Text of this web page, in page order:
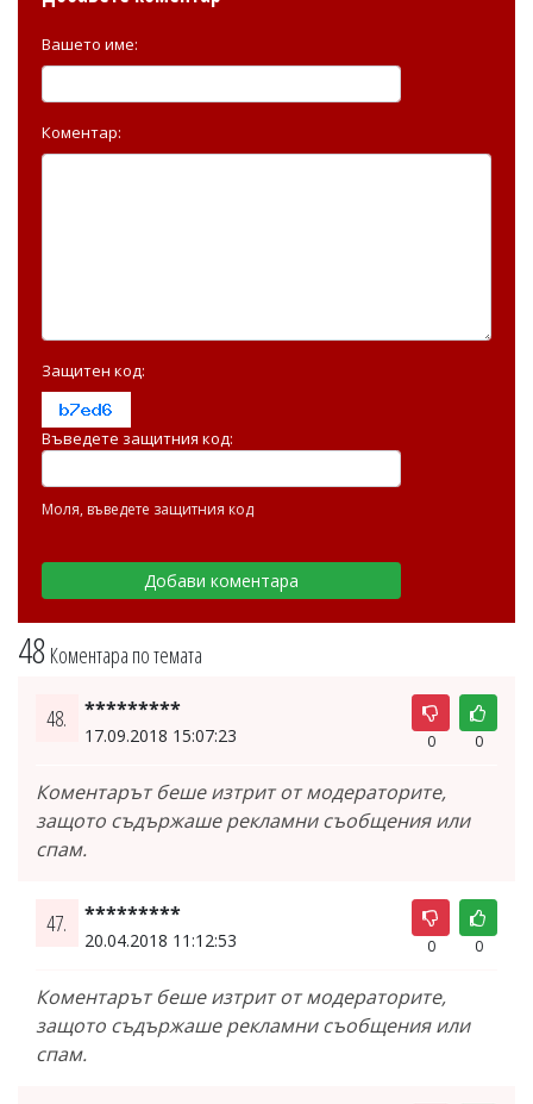
48 Коментара по темата
48. *********
17.09.2018 15:07:23 0 0
Коментарът беше изтрит от модераторите,
защото съдържаше рекламни съобщения или
спам.
47. *********
20.04.2018 11:12:53 0 0
Коментарът беше изтрит от модераторите,
защото съдържаше рекламни съобщения или
спам.
Вашето име:
Коментар:
Защитен код:
Въведете защитния код:
Моля, въведете защитния код